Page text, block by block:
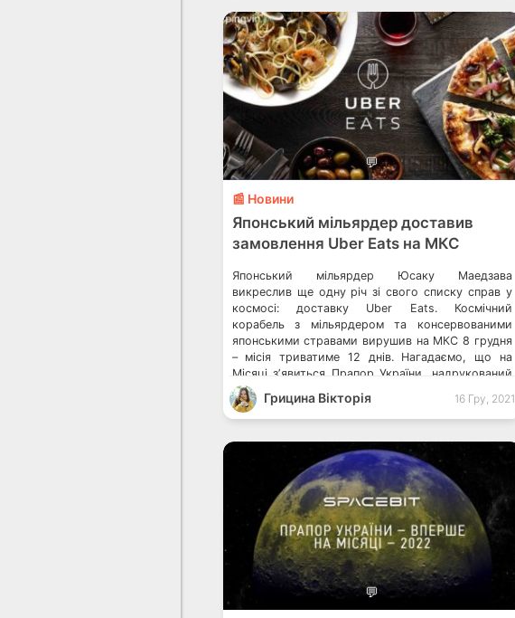
і в майбутньому Samsung використовуватиме
перероблений океанічний пластик […]
💬
📰 Новини
Японський мільярдер доставив
замовлення Uber Eats на МКС
Японський мільярдер Юсаку Маедзава
викреслив ще одну річ зі свого списку справ у
космосі: доставку Uber Eats. Космічний
корабель з мільярдером та консервованими
японськими стравами вирушив на МКС 8 грудня
– місія триватиме 12 днів. Нагадаємо, що на
Місяці зʼявиться Прапор України, надрукований
на 3D-принтері з українського титану. З нагоди
святкування доставлення їжі у космос […]
Грицина Вікторія 16 Гру, 2021
💬